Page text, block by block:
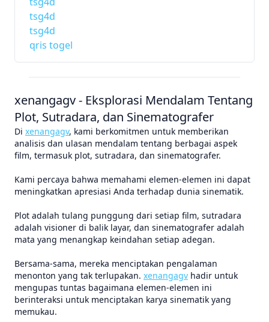
tsg4d
tsg4d
qris togel
xenangagv - Eksplorasi Mendalam Tentang
Plot, Sutradara, dan Sinematografer
Di xenangagv, kami berkomitmen untuk memberikan
analisis dan ulasan mendalam tentang berbagai aspek
film, termasuk plot, sutradara, dan sinematografer.
Kami percaya bahwa memahami elemen-elemen ini dapat
meningkatkan apresiasi Anda terhadap dunia sinematik.
Plot adalah tulang punggung dari setiap film, sutradara
adalah visioner di balik layar, dan sinematografer adalah
mata yang menangkap keindahan setiap adegan.
Bersama-sama, mereka menciptakan pengalaman
menonton yang tak terlupakan. xenangagv hadir untuk
mengupas tuntas bagaimana elemen-elemen ini
berinteraksi untuk menciptakan karya sinematik yang
memukau.